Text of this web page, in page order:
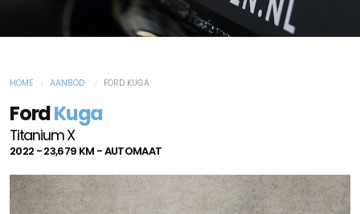
HOME AANBOD FORD KUGA
FordKuga
Titanium X
2022 - 23,679 KM - AUTOMAAT